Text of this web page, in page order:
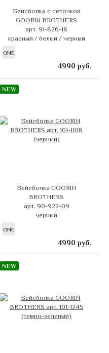
Бейсболка с сеточкой
GOORIN BROTHERS
арт. 91-826-18
красный / белый / черный
ONE
4990 руб.
NEW
Бейсболка GOORIN
BROTHERS
арт. 90-922-09
черный
ONE
4990 руб.
NEW